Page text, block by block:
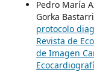
Pedro María
Gorka
protocolo
Revista de
de Imagen